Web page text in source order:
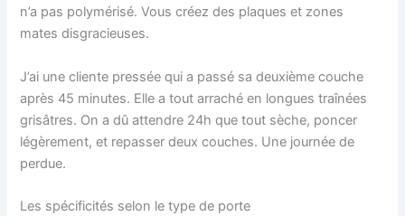
n’a pas polymérisé. Vous créez des plaques et zones
mates disgracieuses.
J’ai une cliente pressée qui a passé sa deuxième couche
après 45 minutes. Elle a tout arraché en longues traînées
grisâtres. On a dû attendre 24h que tout sèche, poncer
légèrement, et repasser deux couches. Une journée de
perdue.
Les spécificités selon le type de porte